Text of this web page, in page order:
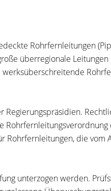
Rohrfernleitungen
überregionale
Regierungspräsidien.
Rohrfernleitungen, die vom
unterzogen werden.